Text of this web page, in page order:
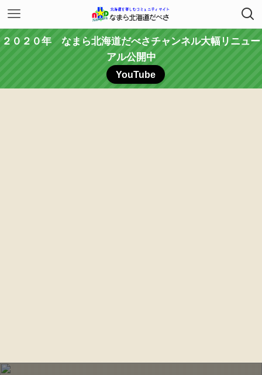
２０２０年 なまら北海道だべさチャンネル大幅リニュー
アル公開中
YouTube